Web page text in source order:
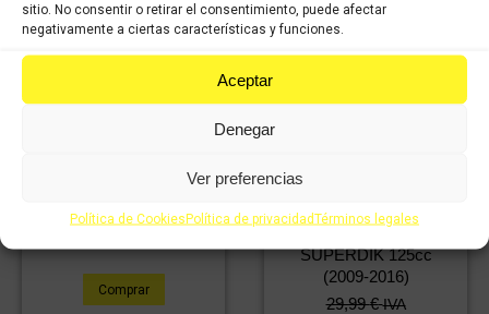
sitio. No consentir o retirar el consentimiento, puede afectar
negativamente a ciertas características y funciones.
Aceptar
Denegar
Ver preferencias
Política de CookiesPolítica de privacidadTérminos legales
incluido 20,99€ IVA
Comprar
Inyector KYMCO
SUPERDIK 125cc
(2009-2016)
29,99€ IVA